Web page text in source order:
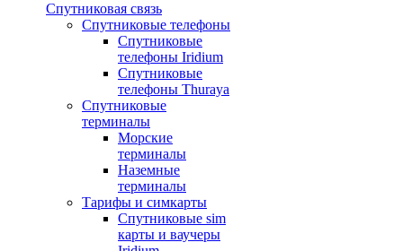
Спутниковая связь
Спутниковые телефоны
Спутниковые
телефоны Iridium
Спутниковые
телефоны Thuraya
Спутниковые
терминалы
Морские
терминалы
Наземные
терминалы
Тарифы и симкарты
Спутниковые sim
карты и ваучеры